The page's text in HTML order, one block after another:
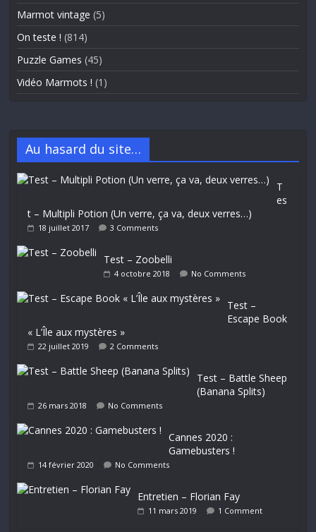
Marmot vintage (5)
On teste ! (814)
Puzzle Games (45)
Vidéo Marmots ! (1)
Au hasard du site…
T
es
t – Multipli Potion (Un verre, ça va, deux verres…)
18 juillet 2017 3 Comments
Test – Zoobelli
4 octobre 2018 No Comments
Test –
Escape Book
« L’Île aux mystères »
22 juillet 2019 2 Comments
Test – Battle Sheep
(Banana Splits)
26 mars 2018 No Comments
Cannes 2020 :
Gamebusters !
14 février 2020 No Comments
Entretien – Florian Fay
11 mars 2019 1 Comment